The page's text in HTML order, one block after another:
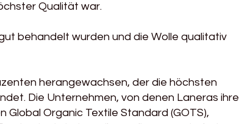
Qualität war.
behandelt wurden und die Wolle qualitativ
herangewachsen, der die höchsten
Die Unternehmen, von denen Laneras ihre
Organic Textile Standard (GOTS),